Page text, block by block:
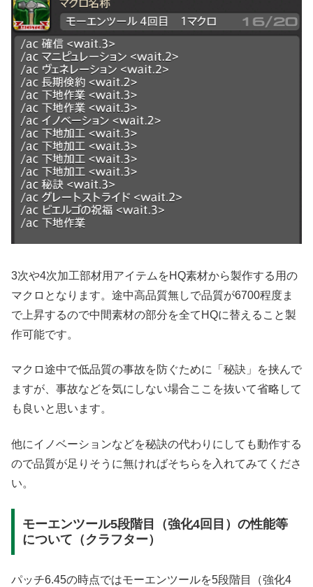
3次や4次加工部材用アイテムをHQ素材から製作する用の
マクロとなります。途中高品質無しで品質が6700程度ま
で上昇するので中間素材の部分を全てHQに替えること製
作可能です。
マクロ途中で低品質の事故を防ぐために「秘訣」を挟んで
ますが、事故などを気にしない場合ここを抜いて省略して
も良いと思います。
他にイノベーションなどを秘訣の代わりにしても動作する
ので品質が足りそうに無ければそちらを入れてみてくださ
い。
モーエンツール5段階目（強化4回目）の性能等
について（クラフター）
パッチ6.45の時点ではモーエンツールを5段階目（強化4